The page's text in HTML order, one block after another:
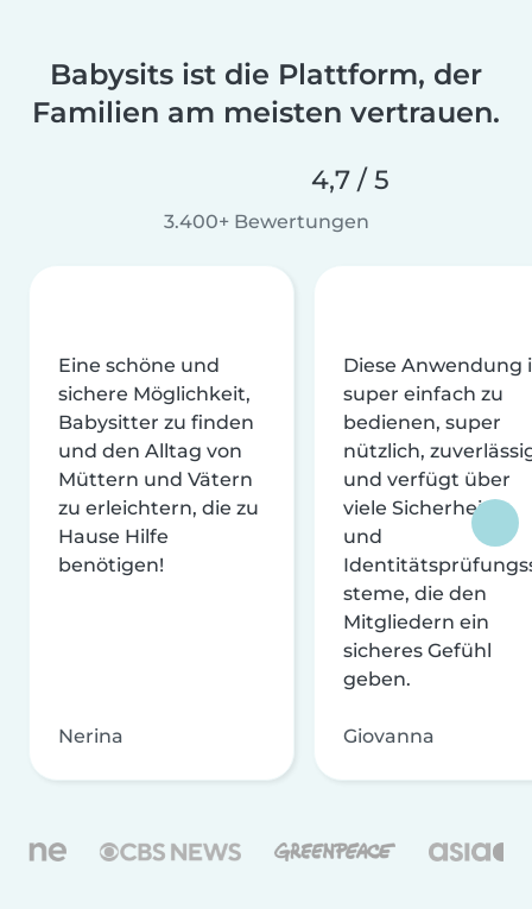
Babysits ist die Plattform, der
Familien am meisten vertrauen.
4,7 / 5
3.400+ Bewertungen
Eine schöne und
sichere Möglichkeit,
Babysitter zu finden
und den Alltag von
Müttern und Vätern
zu erleichtern, die zu
Hause Hilfe
benötigen!
Nerina
Diese Anwendung
super einfach zu
bedienen, super
nützlich,
und verfügt über
viele Sicherheits-
und
steme, die den
Mitgliedern ein
sicheres Gefühl
geben.
Giovanna